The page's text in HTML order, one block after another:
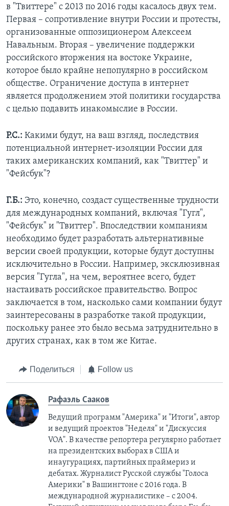
в "Твиттере" с 2013 по 2016 годы касалось двух тем.
Первая – сопротивление внутри России и протесты,
организованные оппозиционером Алексеем
Навальным. Вторая – увеличение поддержки
российского вторжения на востоке Украине,
которое было крайне непопулярно в российском
обществе. Ограничение доступа в интернет
является продолжением этой политики государства
с целью подавить инакомыслие в России.
Р.С.: Какими будут, на ваш взгляд, последствия
потенциальной интернет-изоляции России для
таких американских компаний, как "Твиттер" и
"Фейсбук"?
Г.Б.: Это, конечно, создаст существенные трудности
для международных компаний, включая "Гугл",
"Фейсбук" и "Твиттер". Впоследствии компаниям
необходимо будет разработать альтернативные
версии своей продукции, которые будут доступны
исключительно в России. Например, эксклюзивная
версия "Гугла", на чем, вероятнее всего, будет
настаивать российское правительство. Вопрос
заключается в том, насколько сами компании будут
заинтересованы в разработке такой продукции,
поскольку ранее это было весьма затруднительно в
других странах, как в том же Китае.
Поделиться Follow us
Рафаэль Сааков
Ведущий программ "Америка" и "Итоги", автор
и ведущий проектов "Неделя" и "Дискуссия
VOA". В качестве репортера регулярно работает
на президентских выборах в США и
инаугурациях, партийных праймериз и
дебатах. Журналист Русской службы "Голоса
Америки" в Вашингтоне с 2016 года. В
международной журналистике – с 2004.